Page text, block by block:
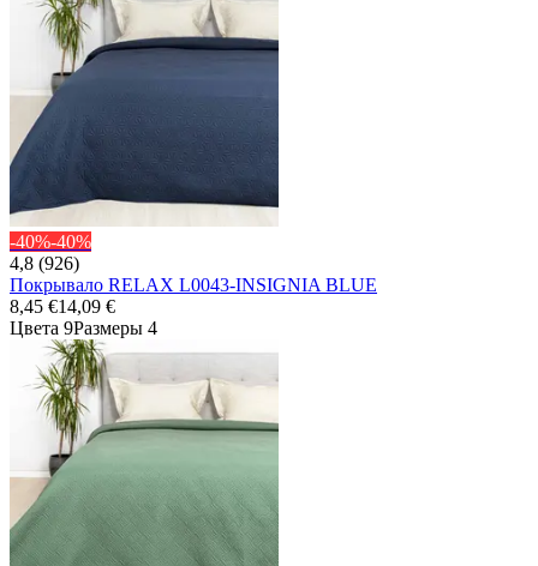
-40%-40%
4,8 (926)
Покрывало RELAX L0043-INSIGNIA BLUE
8,45 €14,09 €
Цвета 9Размеры 4